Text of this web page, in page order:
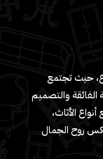
حيث تجتمع
من ٣٠ عامًا مع الدقة الفائقة والتصميم
الأثاث،
روح الجمال